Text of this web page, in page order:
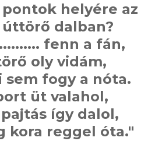
helyére az
dalban?
fenn a fán,
oly vidám,
sem fogy a nóta.
üt valahol,
így dalol,
kora reggel óta."